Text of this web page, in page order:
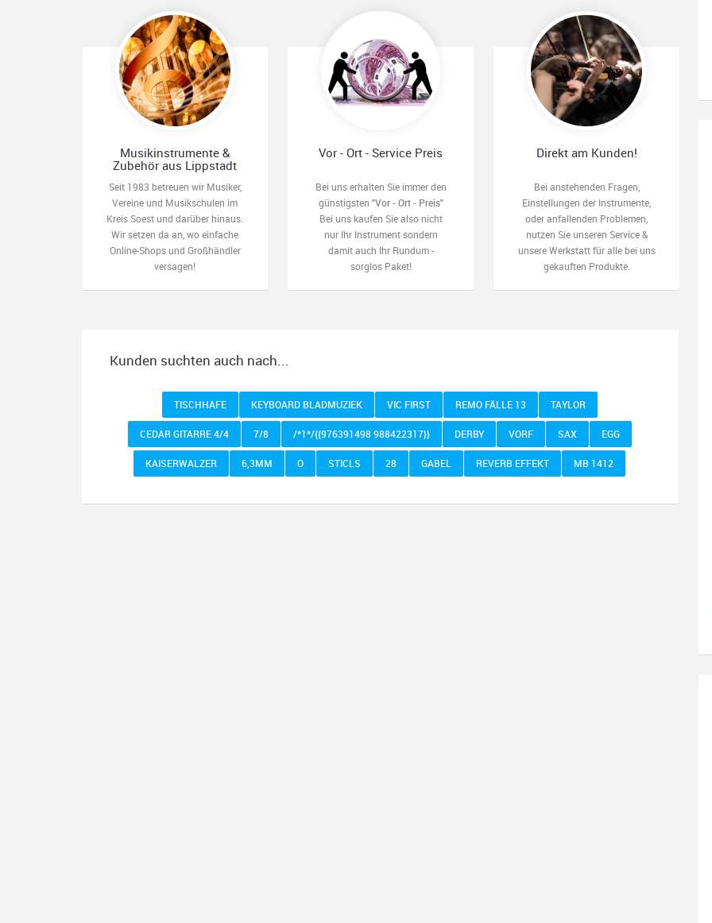
Musikinstrumente &
Zubehör aus Lippstadt
Seit 1983 betreuen wir Musiker,
Vereine und Musikschulen im
Kreis Soest und darüber hinaus.
Wir setzen da an, wo einfache
Online-Shops und Großhändler
versagen!
Vor - Ort - Service Preis
Bei uns erhalten Sie immer den
günstigsten "Vor - Ort - Preis"
Bei uns kaufen Sie also nicht
nur Ihr Instrument sondern
damit auch Ihr Rundum -
sorglos Paket!
Direkt am Kunden!
Bei anstehenden Fragen,
Einstellungen der Instrumente,
oder anfallenden Problemen,
nutzen Sie unseren Service &
unsere Werkstatt für alle bei uns
gekauften Produkte.
Kunden suchten auch nach...
TISCHHAFE KEYBOARD BLADMUZIEK VIC FIRST REMO FÄLLE 13 TAYLOR
CEDAR GITARRE 4/4 7/8 /*1*/{{976391498 988422317}} DERBY VORF SAX EGG
KAISERWALZER 6,3MM O STICLS 28 GABEL REVERB EFFEKT MB 1412